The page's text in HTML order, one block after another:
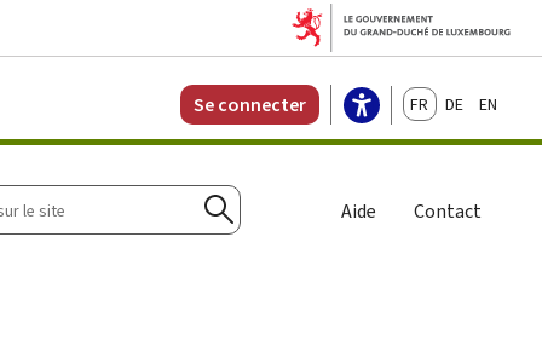
Se connecter FrançaisDeutschEnglish
Rechercher
Aide Contact